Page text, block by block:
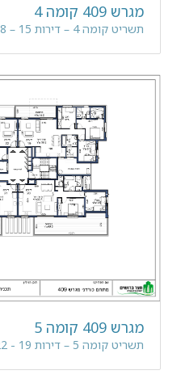
מגרש 409 קומה 4
תשריט קומה 4 – דירות 15 – 18
מגרש 409 קומה 5
תשריט קומה 5 – דירות 19 - 22